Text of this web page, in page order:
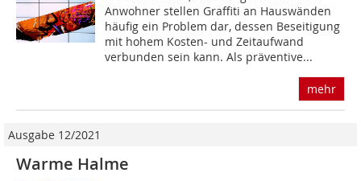
Anwohner stellen Graffiti an Hauswänden
häufig ein Problem dar, dessen Beseitigung
mit hohem Kosten- und Zeitaufwand
verbunden sein kann. Als präventive...
mehr
Ausgabe 12/2021
Warme Halme